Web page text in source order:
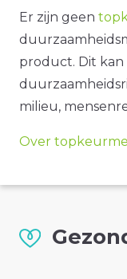
Er zijn geen
product. Dit
milieu,
Over